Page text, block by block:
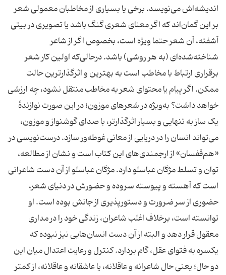
اندیشه‌اش می‌نویسد. برخی یا بسیاری از مخاطبان معمولی شعر
بر این گمان‌اند که اگر معنای شعری گنگ باشد یا تصویری در بیتی
آشفته، آن شعر حتما ویژه است، بخصوص اگر از شاعر
شناخته‌شده‌ای (به هر روشی) باشد. درحالی‌که اولین کار شعر
برقراری ارتباط با مخاطب است به بهترین و اثرگذارترین حالت
ممکن. اگر پیام یا محتوای شعر به مخاطب منتقل نشود، چه ارزشی
خواهد داشت؟ به‌ویژه در شعرهای موزون؛ در این صورت نوازندۀ
یک ساز به تنهایی و بسیار اثرگذارتر، با صدای گوشنواز و موزون،
می‌تواند انسان را در دریایی از معانی غوطه‌ور سازد. درست‌نویسی در
«هم‌قفسان» از ارجمندی‌های این کتاب است و نشان از مطالعه،
توان و تسلط مژگان عباسلو دارد. مژگان عباسلو از آن دست شاعرانی
است که آهسته و پیوسته سروده و حضورش در دنیای شعر،
حضوری از سر ضرورت و دستورپذیری از جانش بوده است. او
توانسته است، برخلاف اغلب شاعران، زندگی خود را در مداری
معقول قرار دهد و البته از آن دست انسان‌هایی نیز نبوده که
یکسره به فتوای عقل، گام بردارد. کنترل و رعایت اعتدال میان این
دو حال؛ یعنی حال شاعرانه و عاقلانه، یا عاشقانه و عاقلانه، از کمتر